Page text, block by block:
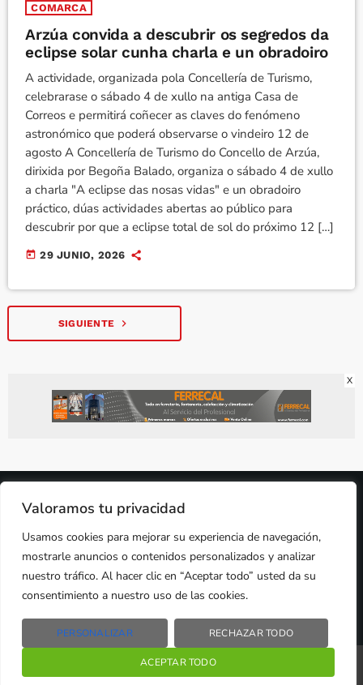
Valoramos tu privacidad
Usamos cookies para mejorar su experiencia de navegación,
mostrarle anuncios o contenidos personalizados y analizar
nuestro tráfico. Al hacer clic en “Aceptar todo” usted da su
consentimiento a nuestro uso de las cookies.
PERSONALIZAR RECHAZAR TODO
ACEPTAR TODO
play_arrow
Radio Líder Santiago – 97.7Fm
Santiago de Compostela
keyboard_arrow_right
COMARCA
Arzúa convida a descubrir os segredos da
eclipse solar cunha charla e un obradoiro
A actividade, organizada pola Concellería de Turismo,
celebrarase o sábado 4 de xullo na antiga Casa de
Correos e permitirá coñecer as claves do fenómeno
astronómico que poderá observarse o vindeiro 12 de
agosto A Concellería de Turismo do Concello de Arzúa,
dirixida por Begoña Balado, organiza o sábado 4 de xullo
a charla "A eclipse das nosas vidas" e un obradoiro
práctico, dúas actividades abertas ao público para
descubrir por que a eclipse total de sol do próximo 12 […]
today 29 JUNIO, 2026
SIGUIENTE navigate_next
X
2024 © PROPIEDAD DE DEZASETE MEDIA SL
COOKIES
AVISO LEGAL
PUBLICIDAD
CONTACTO